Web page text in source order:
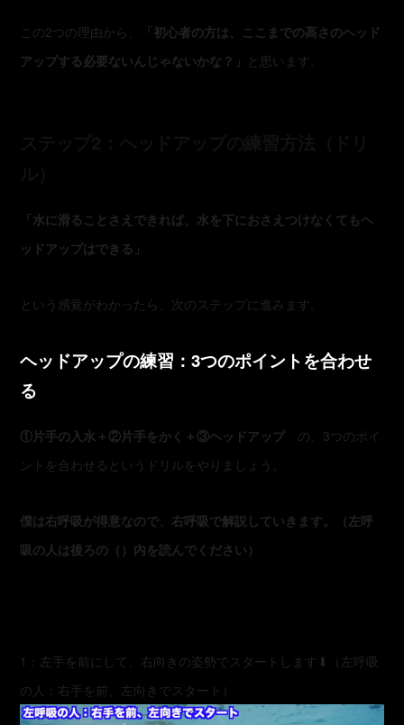
この2つの理由から、
「初心者の方は、ここまでの高さのヘッド
アップする必要ないんじゃないかな？」 と思います。
「水に滑ることさえできれば、水を下におさえつけなくてもヘ
ッドアップはできる」
という感覚がわかったら、次のステップに進みます。
ヘッドアップの練習：3つのポイントを合わせ
る
①片手の入水＋②片手をかく＋③ヘッドアップの、3つのポイ
ントを合わせるというドリルをやりましょう。
僕は右呼吸が得意なので、右呼吸で解説していきます。（左呼
吸の人は後ろの（）内を読んでください）
1：左手を前にして、右向きの姿勢でスタートします⬇︎（左呼吸
の人：右手を前、左向きでスタート）